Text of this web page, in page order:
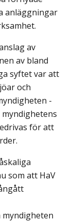
anläggningar
av
av bland
syftet var att
och
-
för att
som att HaV